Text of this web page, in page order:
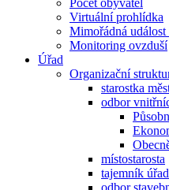
Počet obyvatel
Virtuální prohlídka
Mimořádná
Monitoring ovzduší
Úřad
Organizační
starostka
odbor
místostarosta
tajemník
odbor